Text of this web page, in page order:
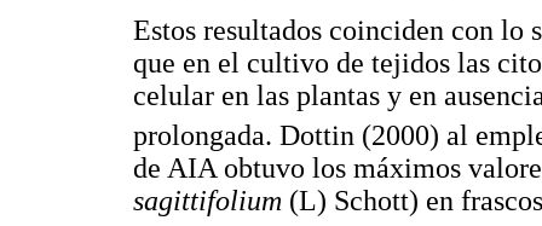
Estos resultados coinciden con lo
que en el cultivo de tejidos las
celular en las plantas y en
prolongada. Dottin (2000) al
de AIA obtuvo los máximos
sagittifolium (L) Schott) en